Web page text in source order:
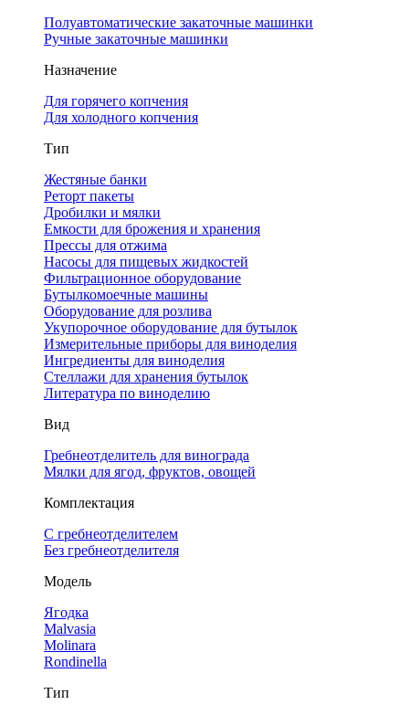
Полуавтоматические закаточные машинки
Ручные закаточные машинки
Назначение
Для горячего копчения
Для холодного копчения
Тип
Жестяные банки
Реторт пакеты
Дробилки и мялки
Емкости для брожения и хранения
Прессы для отжима
Насосы для пищевых жидкостей
Фильтрационное оборудование
Бутылкомоечные машины
Оборудование для розлива
Укупорочное оборудование для бутылок
Измерительные приборы для виноделия
Ингредиенты для виноделия
Стеллажи для хранения бутылок
Литература по виноделию
Вид
Гребнеотделитель для винограда
Мялки для ягод, фруктов, овощей
Комплектация
С гребнеотделителем
Без гребнеотделителя
Модель
Ягодка
Malvasia
Molinara
Rondinella
Тип